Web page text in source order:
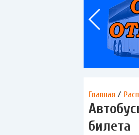
Главная /
билета